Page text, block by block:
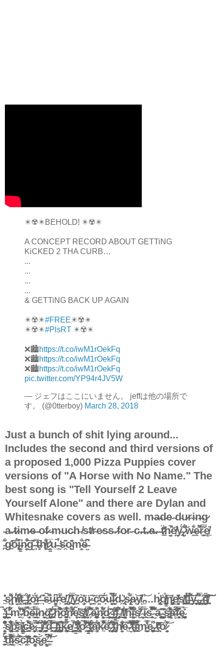
✴️☢️✴️BEHOLD! ✴️☢️✴️
A CONCEPT RECORD ABOUT GETTiNG
KiCKED 2 THA CURB…
...
...
...
...
& GETTiNG BACK UP AGAIN
✴️☢️✴️#FREE✴️☢️✴️
✴️☢️✴️#PlsRT ✴️☢️✴️
❌🏙️https://t.co/iwM1rOekFq
❌🏙️https://t.co/iwM1rOekFq
❌🏙️https://t.co/iwM1rOekFq
pic.twitter.com/YP94r4JV5W
— ジェフはここにいません。 jeffは他の場所で
す。 (@0tterboy) March 28, 2018
Just a bunch of shit lying around...
Includes the second and third versions of
a proposed 1,000 Pizza Puppies cover
versions of "A Horse with No Name." The
best song is "Tell Yourself 2 Leave
Yourself Alone" and there are Dylan and
Whitesnake covers as well. m̴a̶d̵e̴ ̴d̴u̷r̴i̴n̶g̷
̵a̵ ̷t̷i̴m̷e̶ ̴o̴f̷ ̶m̴u̴c̵h̴ ̸s̴t̸r̴e̷s̵s̴ ̷f̴o̷r̵ ̴c̴.̵t̵.̷a̶.̴ ̵ẗ̷̠̠̓͐h̴̤̮̘̾̚͝e̸̛̤̯y̵̢̜̫̏́͠ ̷̎́͌ͅw̶̭̌͋ḙ̵͌̚͠r̴̟͇̿͂ę̸͖̄
̵̪̋͒g̷̠̕͠ǒ̵̢́̚i̶͖͕̳͆n̷̮̭̐͋͠g̴̬̍̆ ̵̦̋̈̅t̶̥͍̑h̸͚̞͊͋ṛ̷̭̳̓̅u̴̲̚ ̶̛̰̉s̴̯͐͂͊o̵̺͖͊̎m̴̮̹̐ȅ̶̮͆̚
̵͖̇̍̎s̷̺̽͌ḩ̸̩̬͆̈́i̸̧̤̤͛͋t̶̗̟̋ ̵͈̪͖͒f̷̧̭̘͑̾̇ò̴̩͇̓̈́r̶̲̓ ̶͎̏̽s̴̼̃͊̚u̶̳̻̫͆̈r̴̹͌̒e̸̼̤̣͑,̸̡̛̋͝ ̸̠͊̿̑͜y̴̭͐̑ỏ̴̧͎̬͗̎ü̷̞̝͠ ̴͇̊ͅc̴̙̤̓͠ǒ̷̟̈́u̵̱͈̞͛̿̚l̷͈̰̱͗̃͌d̵̗̈ ̷̢̯̓s̷̢̩̣̈́̅̽a̷̗͝y̸͙͊̄̆.̵͖̾͝...h̷̢̼̦͉̗͙̱͍̣́̕ò̸̲̮̣͔͔͚̦̪̳̞̉̎̒͠n̵̡̡̪̤̦̞͉̔͜ͅe̸͓͈̱̔͐͊̌̓s̸̼̙̱͕͚̓t̴̥͇̹̪̉̍̈́̎̑̏l̶͇̄̈́̀͌́͝͝y̵͓͓̩͉̼̻̲̫͊,̴̡̨̨̲̹͙̩͋̀̿͗̏̀ ̷̩̺̱̰͙̍̍͜i̵̘͍̲̭͉̮͓̼̔͛͠͠f̸̪͖̽̈̈̃͊͠͝
̴̭͙̬̪͉̯̬̀̔̋̓̃ͅi̵͇̭̮̖͖͍̚ͅͅ'̶̣̽͒̄̈́̈̅m̴̫̯̄̈̈́̓̌͘͝͝ ̷͎͛̍̅͛͑̒̕b̴̫͙̗̜̱̉̅̃́̄ē̶͇̭̋̉̌̿͂i̷̙̱͊n̷͖̭̱̖͎͘ğ̶̡̻͙͛̓͗͐̋͘̕͠ ̷̧͚̯́̈́͑h̷̟̺̀͆̐̐̀͑̐̊ȏ̵̪̳̖̌̅͒͋̔̾̓͠ņ̷͑̏̈́͛̀̅̈́̓̏̒ę̵̠̰̍̇̃̓͠͝ș̸͚͇͙̣̖͔̟̱͍̓̍t̸͍͔͎̦͊̿͛ͅ ̷̹̗̀̊́͆͂̅̇͝a̶̺̪̼̝͚̲̱͕͐͋̚n̷̗̦͉̱͈͆́̓̅͐͜ͅd̷̲͕̣̰͉̱͉̻̣̻̄̑̂͂͂̈́ ̵̯͉̠͔̮̗̱̬͗̓̈i̴̡̢̘̳̗̞̭͙̒̑͌̒̄̕f̴̡̣̮͔̦͙̂͌́̐ ̸̰̠͑͘͠͠t̸̼̗̹̤̮͙̘̯̉̌h̴̠̏̅̀̇͊͛͆͊̚į̵̠̩̔̃̈́̑̃͒s̸̛̛̺̈́̄̂̇͠ ̴̬̗̿́i̷̭̹̋͜s̴̱̯̥͔̎͗͆̿̑̂́̚ͅ ̴̬̇̀͐̽̃͌͝a̶̢̖̖̬̘͓̦̘̩̎͠ ̴̧̬̹̩̮̩̺͕̠̍̇̇͊̆̎͘s̷̢̛̪̙̲͗̊͋͐̾̔̚͝͝a̶̻̽́̓͘f̶̧̤̹̦̊͆̊̿̄̃ͅȩ̴̨̗̝̦̪̺̭͗̅̊̉
̴͕̳͙̙͕̩̜͍͆͐͊̓̑̇̐̚s̸̨͍̦̫͔͓̠̝̣̐̅͐̏̊͋̾͜͝͝p̴̛̹̼̭̼̞̼̔͊́́̋͑͛͠ą̸̢̡̳͚̫̟̀̎̋͜c̶̛̫͇͕̑̆̉͒̅͛̅ē̷̦̬̥̰͙̽,̴͎͊̃͌͑̊̇̎͗̋̀ ̵̨̯̤̜͖̪̱̱͙̯͛́͂̄̇͠ḯ̸̝͛̀̀̀͠'̵͓͈̗͚͖̣͎̠͚̅͂̽́̍͛̽̓͆ͅd̶̫̰̗̥͛̿̉̃̃̈́̽̏͗ͅ ̶̡̹̲̘̣̠̥̈̂̽ḻ̵̢̡̺̠̯͖͍͊͑̒̊̔̅i̴͖̰̯̜͖̠͔̣̝̪͋̅͘̚͠͠͝k̶͚̞͇̹̝͒̉̅͜e̸͈͈̭͔͙͙͝ ̵͚͕̰̜͖̭̯̳̃̒̌͛̍̚ẗ̸̢͇̮́͗͊̎̊̉̔͗o̷̟̊̃̎̈́̃̆̒͂̇̚ ̴̨̛͔͉̺̳̫̹͔̝̃̓̓̑̄̐̌̇͠t̷͕͖͍̥̲͍͈̐̓́́͘͠ą̴͓̈́̋́̓̾k̵͖̿̾͒͋͐̐̄͂̐͝ē̵͕̞̥̽̽́̒̋̂͠ ̷̡͉̻̩̞̣͔̮̠̈̒̾̈́̂̚t̵̡̰͔͈̣̼͊̎̇̿h̸̬̙͕̓̇̔̈͒͊è̴͖̄̏̅͗ ̷̬̔̓̄̓͌̿̋͋͝͝t̴͕͖̖͓̐̅͆̔̎̀̀̚͜ͅi̵̠̥͒̍̒͋̿̐m̵̰͖͎͉͇͒̿̽̅̓e̵̫̪͕̪̣̘̗̝͎͌ ̷̛̫̱̈̕t̵̤͖̭̄̈̓̊̔͘̕ỡ̷̬̟̻̬̩̋̀͑͛̅͝ͅ
̵̧̛̠̈́͑̓̒͠ḍ̴̘̯̠̐̽́̑̓̿̅̓̑͝i̷͈̾ś̴̖̲̀̽͂̎͂̌͝c̵̗͛̊ͅļ̵͔̓̔̋̾̊̑͘̕͘o̵̧̟̳̬̖͙̟̽͂̄͛̋͛͝s̷̬̪̀e̴̛̖̭͕̬̗̳͍̝̫̣̎̉͘ ̶͚̑̿̈́̃͌̕̚͝͝